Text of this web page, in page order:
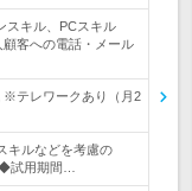
スキル、PCスキル
顧客への電話・メール
※テレワークあり（月2
キルなどを考慮の
試用期間…